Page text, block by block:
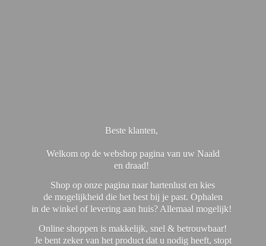
Beste klanten,
Welkom op de webshop pagina van uw Naald
en draad!
Shop op onze pagina naar hartenlust en kies
de mogelijkheid die het best bij je past. Ophalen
in de winkel of levering aan huis? Allemaal mogelijk!
Online shoppen is makkelijk, snel & betrouwbaar!
Je bent zeker van het product dat u nodig heeft, stopt